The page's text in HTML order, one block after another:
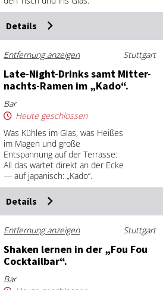
Details
Entfernung anzeigen Stuttgart
La­te-Night-Drinks samt Mit­ter­
nachts-Ra­men im „Ka­do“.
Bar
Heute geschlossen
Was Kühles im Glas, was Heißes
im Magen und große
Entspannung auf der Terrasse:
All das wartet direkt an der Ecke
— auf japanisch: „Kado“.
Details
Entfernung anzeigen Stuttgart
Shaken ler­nen in der „Fou Fou
Cock­tail­bar“.
Bar